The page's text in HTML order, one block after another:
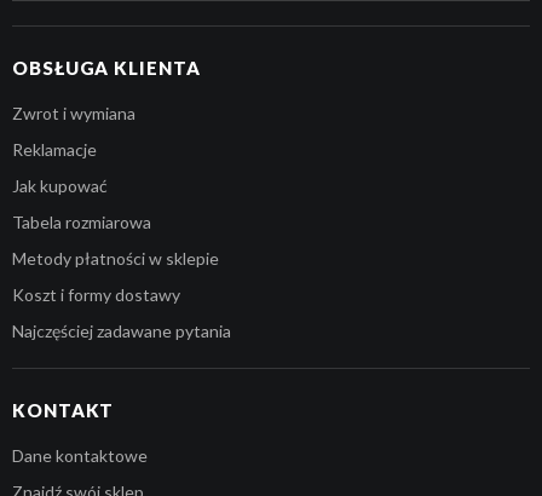
OBSŁUGA KLIENTA
Zwrot i wymiana
Reklamacje
Jak kupować
Tabela rozmiarowa
Metody płatności w sklepie
Koszt i formy dostawy
Najczęściej zadawane pytania
KONTAKT
Dane kontaktowe
Znajdź swój sklep